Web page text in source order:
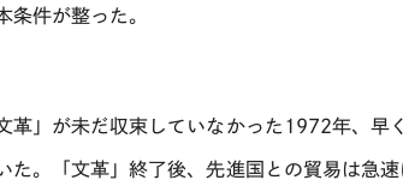
条件が整った。
」が未だ収束していなかった1972年、早
た。「文革」終了後、先進国との貿易は急